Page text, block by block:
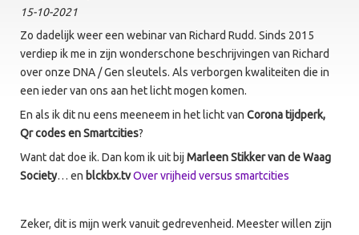
15-10-2021
Zo dadelijk weer een webinar van Richard Rudd. Sinds 2015
verdiep ik me in zijn wonderschone beschrijvingen van Richard
over onze DNA / Gen sleutels. Als verborgen kwaliteiten die in
een ieder van ons aan het licht mogen komen.
En als ik dit nu eens meeneem in het licht van Corona tijdperk,
Qr codes en Smartcities?
Want dat doe ik. Dan kom ik uit bij Marleen Stikker van de Waag
Society… en blckbx.tvOver vrijheid versus smartcities
Zeker, dit is mijn werk vanuit gedrevenheid. Meester willen zijn